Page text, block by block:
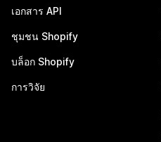
เอกสาร API
ชุมชน Shopify
บล็อก Shopify
การวิจัย